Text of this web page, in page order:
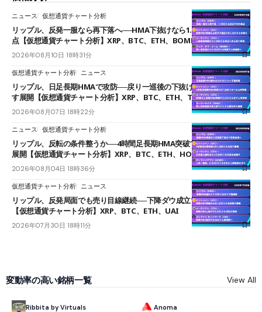
ニュース 仮想通貨チャート分析
リップル、反発一服なら再下落へ──HMA下抜けなら1.008ドルが次の焦
点【仮想通貨チャート分析】XRP、BTC、ETH、BOME
2026年08月10日 18時31分
仮想通貨チャート分析 ニュース
リップル、日足長期HMAで攻防──戻り一巡後の下抜けで0.95ドルを試
す展開【仮想通貨チャート分析】XRP、BTC、ETH、TAKE
2026年08月07日 18時22分
ニュース 仮想通貨チャート分析
リップル、反転の条件整うか──4時間足長期HMA突破で雲下端を目指す
展開【仮想通貨チャート分析】XRP、BTC、ETH、HOME
2026年08月04日 18時36分
仮想通貨チャート分析 ニュース
リップル、反発局面でも売り目線継続──下降ダウ成立で下値追う展開
【仮想通貨チャート分析】XRP、BTC、ETH、UAI
2026年07月30日 18時11分
変動率の高い銘柄一覧 View All
Ribbita by Virtuals Anoma